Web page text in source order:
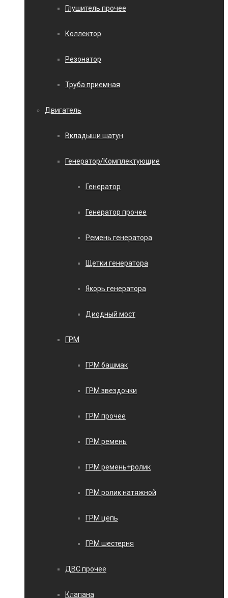
Глушитель прочее
Коллектор
Резонатор
Труба приемная
Двигатель
Вкладыши шатун
Генератор/Комплектующие
Генератор
Генератор прочее
Ремень генератора
Щетки генератора
Якорь генератора
Диодный мост
ГРМ
ГРМ башмак
ГРМ звездочки
ГРМ прочее
ГРМ ремень
ГРМ ремень+ролик
ГРМ ролик натяжной
ГРМ цепь
ГРМ шестерня
ДВС прочее
Клапана